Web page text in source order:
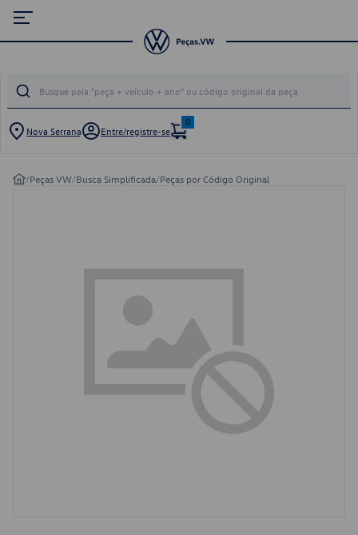
Nova Serrana Entre/registre-se
0
/Peças VW/Busca Simplificada/Peças por Código Original